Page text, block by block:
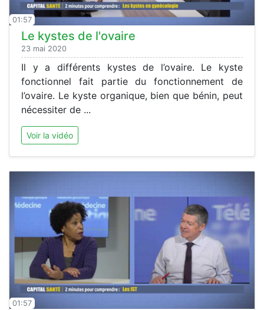
01:57
Le kystes de l'ovaire
23 mai 2020
Il y a différents kystes de l’ovaire. Le kyste
fonctionnel fait partie du fonctionnement de
l’ovaire. Le kyste organique, bien que bénin, peut
nécessiter de ...
Voir la vidéo
01:57